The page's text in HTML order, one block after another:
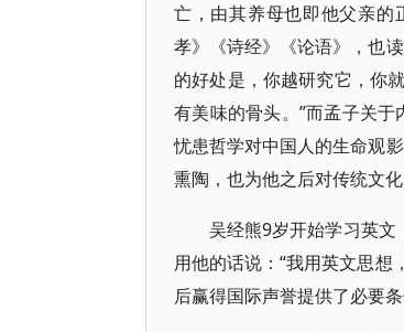
亡，由其养母也即他父亲的
孝》《诗经》《论语》，也
的好处是，你越研究它，你
有美味的骨头。”而孟子关
忧患哲学对中国人的生命观
熏陶，也为他之后对传统文
吴经熊9岁开始学习英文
用他的话说：“我用英文思
后赢得国际声誉提供了必要条